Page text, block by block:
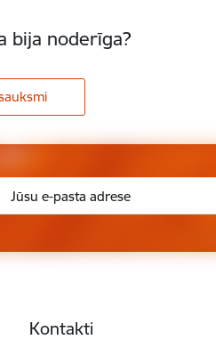
bija noderīga?
Kontakti